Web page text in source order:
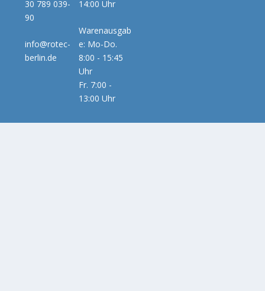
30 789 039-
90
info@rotec-
berlin.de
14:00 Uhr
Warenausgab
e: Mo-Do.
8:00 - 15:45
Uhr
Fr. 7:00 -
13:00 Uhr